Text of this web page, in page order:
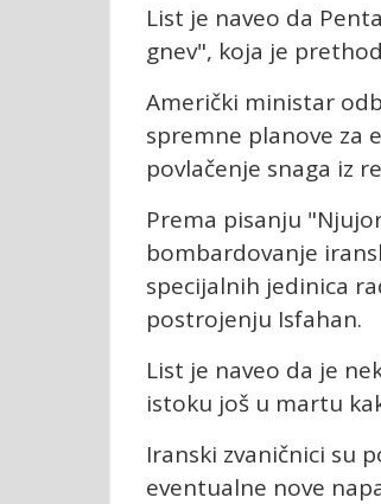
List je naveo da
gnev", koja je
Američki ministar
spremne planove za
povlačenje snaga iz
Prema pisanju
bombardovanje
specijalnih jedinica
postrojenju Isfahan.
List je naveo da je
istoku još u martu
Iranski zvaničnici su
eventualne nove